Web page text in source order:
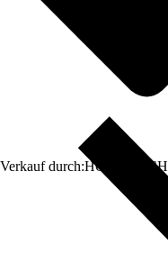
Verkauf durch:HORNBACH